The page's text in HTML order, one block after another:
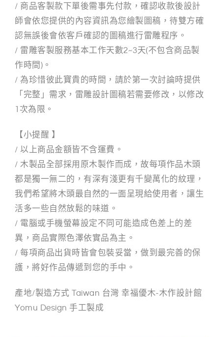
/ 商品客製款下單後需事先付款，確認收款後設計
師會依您提供的內容資訊為您繪製圖稿，待雙方確
認無誤後會依客戶確認的圖稿進行雷雕程序。
/ 雷雕客製服務基本工作天數2~3天(不包含商品製
作時間)。
/ 為珍惜彼此寶貴的時間，請於第一次討論時提供
「完整」需求，雷雕設計圖稿若需要修改，以修改
1次為限。
【小提醒 】
/ 以上商品金額皆不含運費。
/ 木製品全部採用原木製作而成，故每項作品木頭
都是獨一無二的，有深有淺更有千變萬化的紋理，
我們希望將木頭最自然的一面呈現給使用者，讓生
活多一些自然放鬆的味道。
/ 電腦或手機螢幕設定不同可能造成色差上的差
異，商品實際色澤依實品為主。
/ 每項商品出貨時皆會包裝妥當，做到最完善的保
護，將好作品傳遞到您的手中。
產地/製造方式 Taiwan 台灣 幸福優木-木作設計館
Yomu Design 手工製成